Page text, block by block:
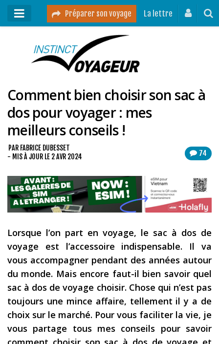
Préparer son voyage La lettre
Mon podcast
Destinations
Mes ressources pour voyager
Guides voyages
A propos
Mon journal de bord sur Instagram
Blog voyage
Les derniers articles
Podcast
Préparer son voyage
Destinations
LA LETTRE
Outils pour voyageur
Comment bien choisir son sac à
dos pour voyager : mes
meilleurs conseils !
74
PAR FABRICE DUBESSET
- MIS À JOUR LE 2 AVR 2024
Lorsque l’on part en voyage, le sac à dos de
voyage est l’accessoire indispensable. Il va
vous accompagner pendant des années autour
du monde. Mais encore faut-il bien savoir quel
sac à dos de voyage choisir. Chose qui n’est pas
toujours une mince affaire, tellement il y a de
choix sur le marché. Pour vous faciliter la vie, je
vous partage tous mes conseils pour savoir